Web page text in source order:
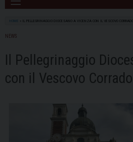
HOME IL PELLEGRINAGGIO DIOCESANO A VICENZA CON IL VESCOVO CORRADO
NEWS
Il Pellegrinaggio
con il Vescovo Corrado